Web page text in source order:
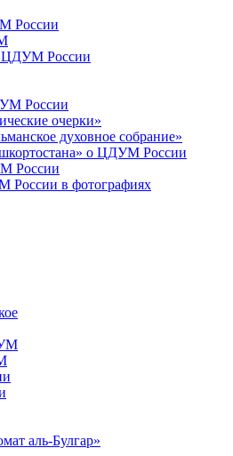
России
России
России
очерки»
духовное собрание»
о ЦДУМ России
России
России в фотографиях
аль-Булгар»